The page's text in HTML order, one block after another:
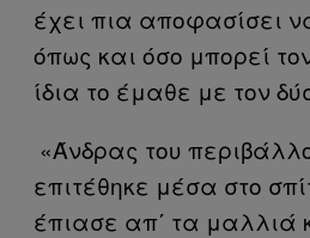
έχει πια αποφασίσει
όπως και όσο μπορεί
ίδια το έμαθε με τον
«Άνδρας του
επιτέθηκε μέσα στο
έπιασε απ΄ τα μαλλιά